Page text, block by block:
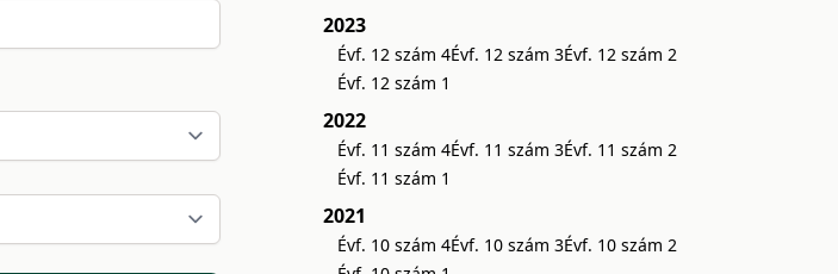
2023
Évf. 12 szám 4Évf. 12 szám 3Évf. 12 szám 2
Évf. 12 szám 1
2022
Évf. 11 szám 4Évf. 11 szám 3Évf. 11 szám 2
Évf. 11 szám 1
2021
Évf. 10 szám 4Évf. 10 szám 3Évf. 10 szám 2